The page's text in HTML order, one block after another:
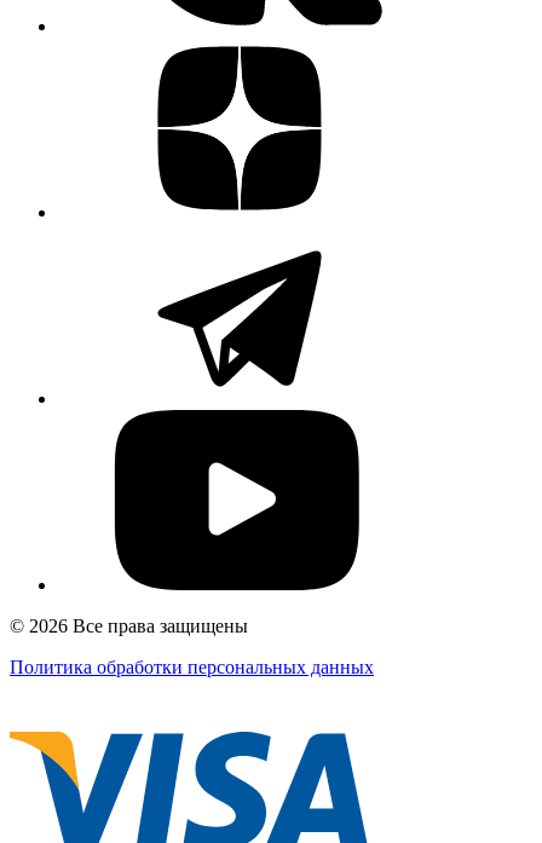
© 2026 Все права защищены
Политика обработки персональных данных